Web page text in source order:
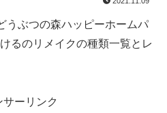
うぶつの森ハッピーホームパ
るのリメイクの種類一覧とレ
サーリンク